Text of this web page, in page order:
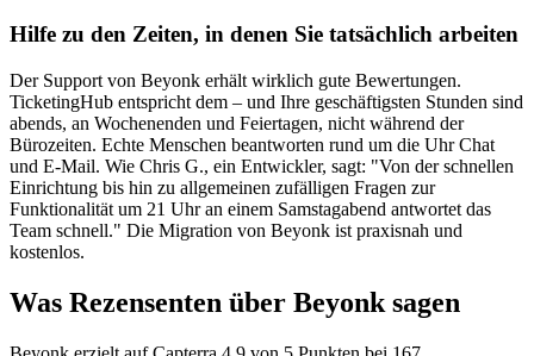
Hilfe zu den Zeiten, in denen Sie tatsächlich arbeiten
Der Support von Beyonk erhält wirklich gute Bewertungen.
TicketingHub entspricht dem – und Ihre geschäftigsten Stunden sind
abends, an Wochenenden und Feiertagen, nicht während der
Bürozeiten. Echte Menschen beantworten rund um die Uhr Chat
und E-Mail. Wie Chris G., ein Entwickler, sagt: "Von der schnellen
Einrichtung bis hin zu allgemeinen zufälligen Fragen zur
Funktionalität um 21 Uhr an einem Samstagabend antwortet das
Team schnell." Die Migration von Beyonk ist praxisnah und
kostenlos.
Was Rezensenten über Beyonk sagen